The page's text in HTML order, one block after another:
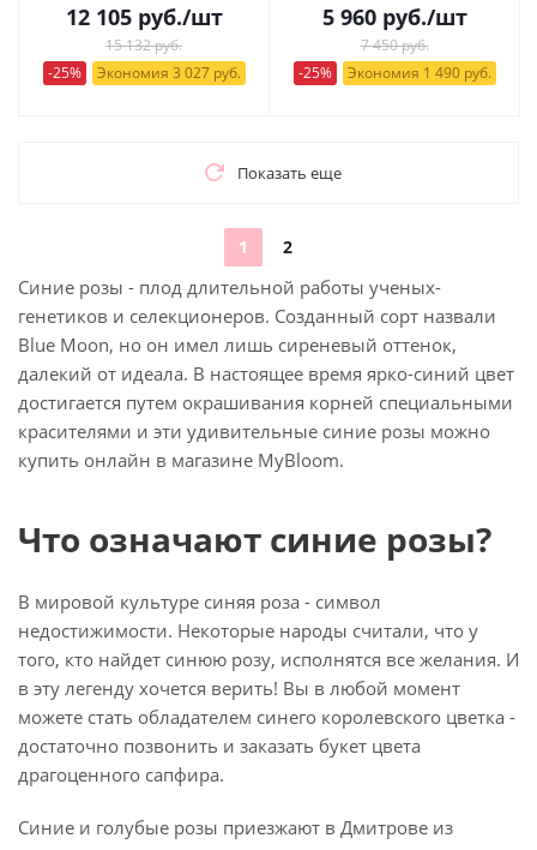
12 105руб./шт
15 132 руб.
-25%
Экономия 3 027 руб.
5 960руб./шт
7 450 руб.
-25%
Экономия 1 490 руб.
Показать еще
1 2
Синие розы - плод длительной работы ученых-
генетиков и селекционеров. Созданный сорт назвали
Blue Moon, но он имел лишь сиреневый оттенок,
далекий от идеала. В настоящее время ярко-синий цвет
достигается путем окрашивания корней специальными
красителями и эти удивительные синие розы можно
купить онлайн в магазине MyBloom.
Что означают синие розы?
В мировой культуре синяя роза - символ
недостижимости. Некоторые народы считали, что у
того, кто найдет синюю розу, исполнятся все желания. И
в эту легенду хочется верить! Вы в любой момент
можете стать обладателем синего королевского цветка -
достаточно позвонить и заказать букет цвета
драгоценного сапфира.
Синие и голубые розы приезжают в Дмитрове из